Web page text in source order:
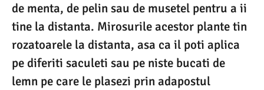
de menta, de pelin sau de musetel pentru a ii
tine la distanta. Mirosurile acestor plante tin
rozatoarele la distanta, asa ca il poti aplica
pe diferiti saculeti sau pe niste bucati de
lemn pe care le plasezi prin adapostul